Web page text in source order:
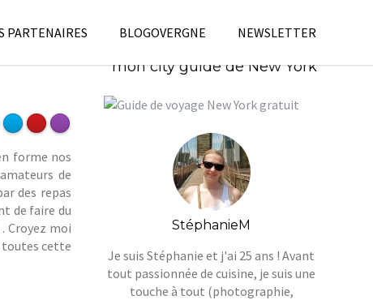
PARTENAIRES BLOGOVERGNE NEWSLETTER
forme nos
de
des repas
de faire du
Croyez moi
toutes cette
mon city guide de New York
StéphanieM
Je suis Stéphanie et j'ai 25 ans ! Avant
tout passionnée de cuisine, je suis une
touche à tout (photographie,